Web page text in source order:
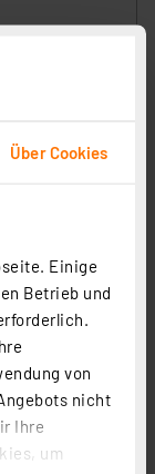
Über Cookies
Einige
Betrieb und
von
nicht
Ihre
um
89,95 €
Versandkosten